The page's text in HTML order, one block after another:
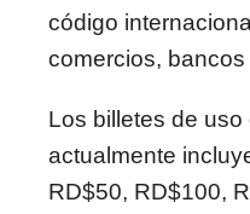
código
comercios,
Los billetes de
actualmente
RD$50, RD$100,